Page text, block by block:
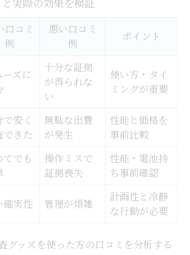
口コミ
例
悪い口コミ
例
ポイント
ーズに
十分な証拠
が得られな
い
使い方・タイ
ミングが重要
で安く
できた
無駄な出費
が発生
性能と価格を
事前比較
てでも
操作ミスで
証拠喪失
性能・電池持
ち事前確認
確実性 管理が煩雑
計画性と冷静
な行動が必要
グッズを使った方の口コミを分析する